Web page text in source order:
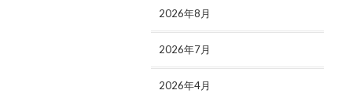
2026年8月
2026年7月
2026年4月